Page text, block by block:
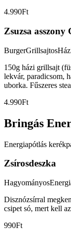
4.990Ft
Zsuzsa
BurgerGrillsajtos
150g házi grillsajt
lekvár, paradicsom,
uborka. Fűszeres
4.990Ft
Bringás
Energiapótlás
Zsírosdeszka
Hagyományos
Disznózsírral
csipet só, mert kell
990Ft